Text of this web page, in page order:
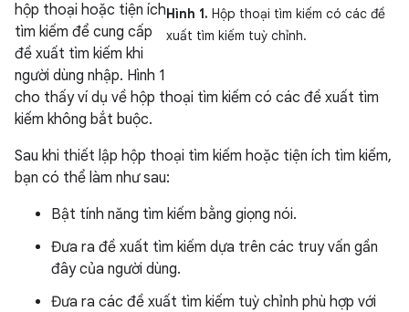
Hình 1. Hộp thoại tìm kiếm có các đề
xuất tìm kiếm tuỳ chỉnh.
hộp thoại hoặc tiện ích
tìm kiếm để cung cấp
đề xuất tìm kiếm khi
người dùng nhập. Hình 1
cho thấy ví dụ về hộp thoại tìm kiếm có các đề xuất tìm
kiếm không bắt buộc.
Sau khi thiết lập hộp thoại tìm kiếm hoặc tiện ích tìm kiếm,
bạn có thể làm như sau:
Bật tính năng tìm kiếm bằng giọng nói.
Đưa ra đề xuất tìm kiếm dựa trên các truy vấn gần
đây của người dùng.
Đưa ra các đề xuất tìm kiếm tuỳ chỉnh phù hợp với